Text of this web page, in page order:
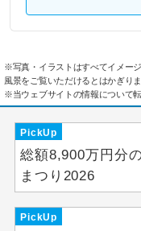
※写真・イラストはすべてイメー
風景をご覧いただけるとはかぎり
※当ウェブサイトの情報について
PickUp
総額8,900万円分
まつり2026
PickUp